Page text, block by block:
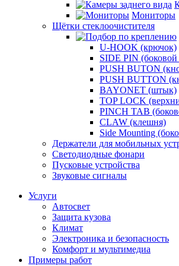
Мониторы
Щётки стеклоочистителя
U-HOOK (крючок)
SIDE PIN
PUSH BUTON
PUSH BUTTON
BAYONET (штык)
TOP LOCK
PINCH TAB
CLAW (клешня)
Side Mounting
Держатели для мобильных
Светодиодные фонари
Пусковые устройства
Звуковые сигналы
Услуги
Автосвет
Защита кузова
Климат
Электроника и безопасность
Комфорт и мультимедиа
Примеры работ